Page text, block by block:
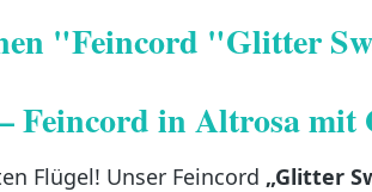
"Feincord "Glitter
Feincord in Altrosa mit
Flügel! Unser Feincord „Glitter